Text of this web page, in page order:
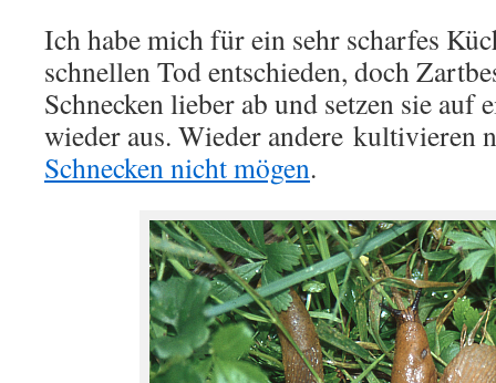
Ich habe mich für ein sehr scharfes
schnellen Tod entschieden, doch
Schnecken lieber ab und setzen sie auf
wieder aus. Wieder andere kultivieren
Schnecken nicht mögen.